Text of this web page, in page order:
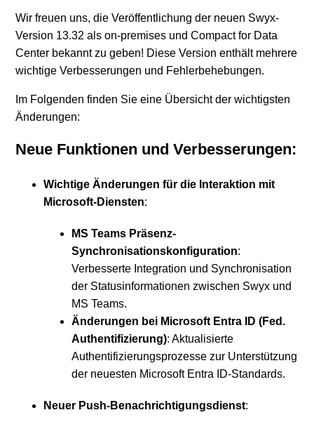
SwyxWare Produkthistorie
SwyxIt! 14.21 Release 2
SwyxIt! 14.11 Release 3
SwyxIt! 14.11 Release 2
Swyx 14.11
Weitere anzeigen
Wir freuen uns, die Veröffentlichung der neuen Swyx-
Version 13.32 als on-premises und Compact for Data
Center bekannt zu geben! Diese Version enthält mehrere
wichtige Verbesserungen und Fehlerbehebungen.
Im Folgenden finden Sie eine Übersicht der wichtigsten
Änderungen:
Neue Funktionen und Verbesserungen:
Wichtige Änderungen für die Interaktion mit
Microsoft-Diensten:
MS Teams Präsenz-
Synchronisationskonfiguration:
Verbesserte Integration und Synchronisation
der Statusinformationen zwischen Swyx und
MS Teams.
Änderungen bei Microsoft Entra ID (Fed.
Authentifizierung): Aktualisierte
Authentifizierungsprozesse zur Unterstützung
der neuesten Microsoft Entra ID-Standards.
Neuer Push-Benachrichtigungsdienst: